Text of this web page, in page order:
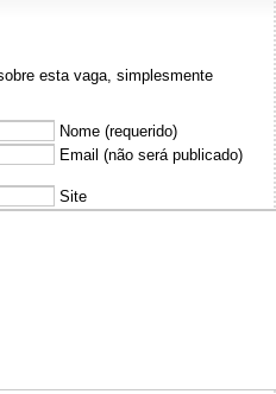
esta vaga, simplesmente
Nome (requerido)
Email (não será publicado)
Site